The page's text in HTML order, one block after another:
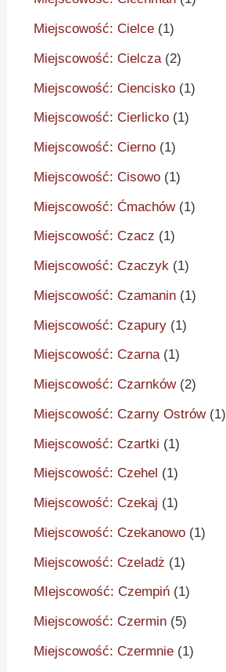
Miejscowość: Cielce (1)
Miejscowość: Cielcza(2)
Miejscowość: Ciencisko (1)
Miejscowość: Cierlicko (1)
Miejscowość: Cierno (1)
Miejscowość: Cisowo (1)
Miejscowość: Ćmachów(1)
Miejscowość: Czacz (1)
Miejscowość: Czaczyk (1)
Miejscowość: Czamanin (1)
Miejscowość: Czapury (1)
Miejscowość: Czarna(1)
Miejscowość: Czarnków(2)
Miejscowość: Czarny Ostrów(1)
Miejscowość: Czartki (1)
Miejscowość: Czehel (1)
Miejscowość: Czekaj (1)
Miejscowość: Czekanowo (1)
Miejscowość: Czeladż (1)
MIejscowość: Czempiń (1)
Miejscowość: Czermin (5)
Miejscowość: Czermnie (1)